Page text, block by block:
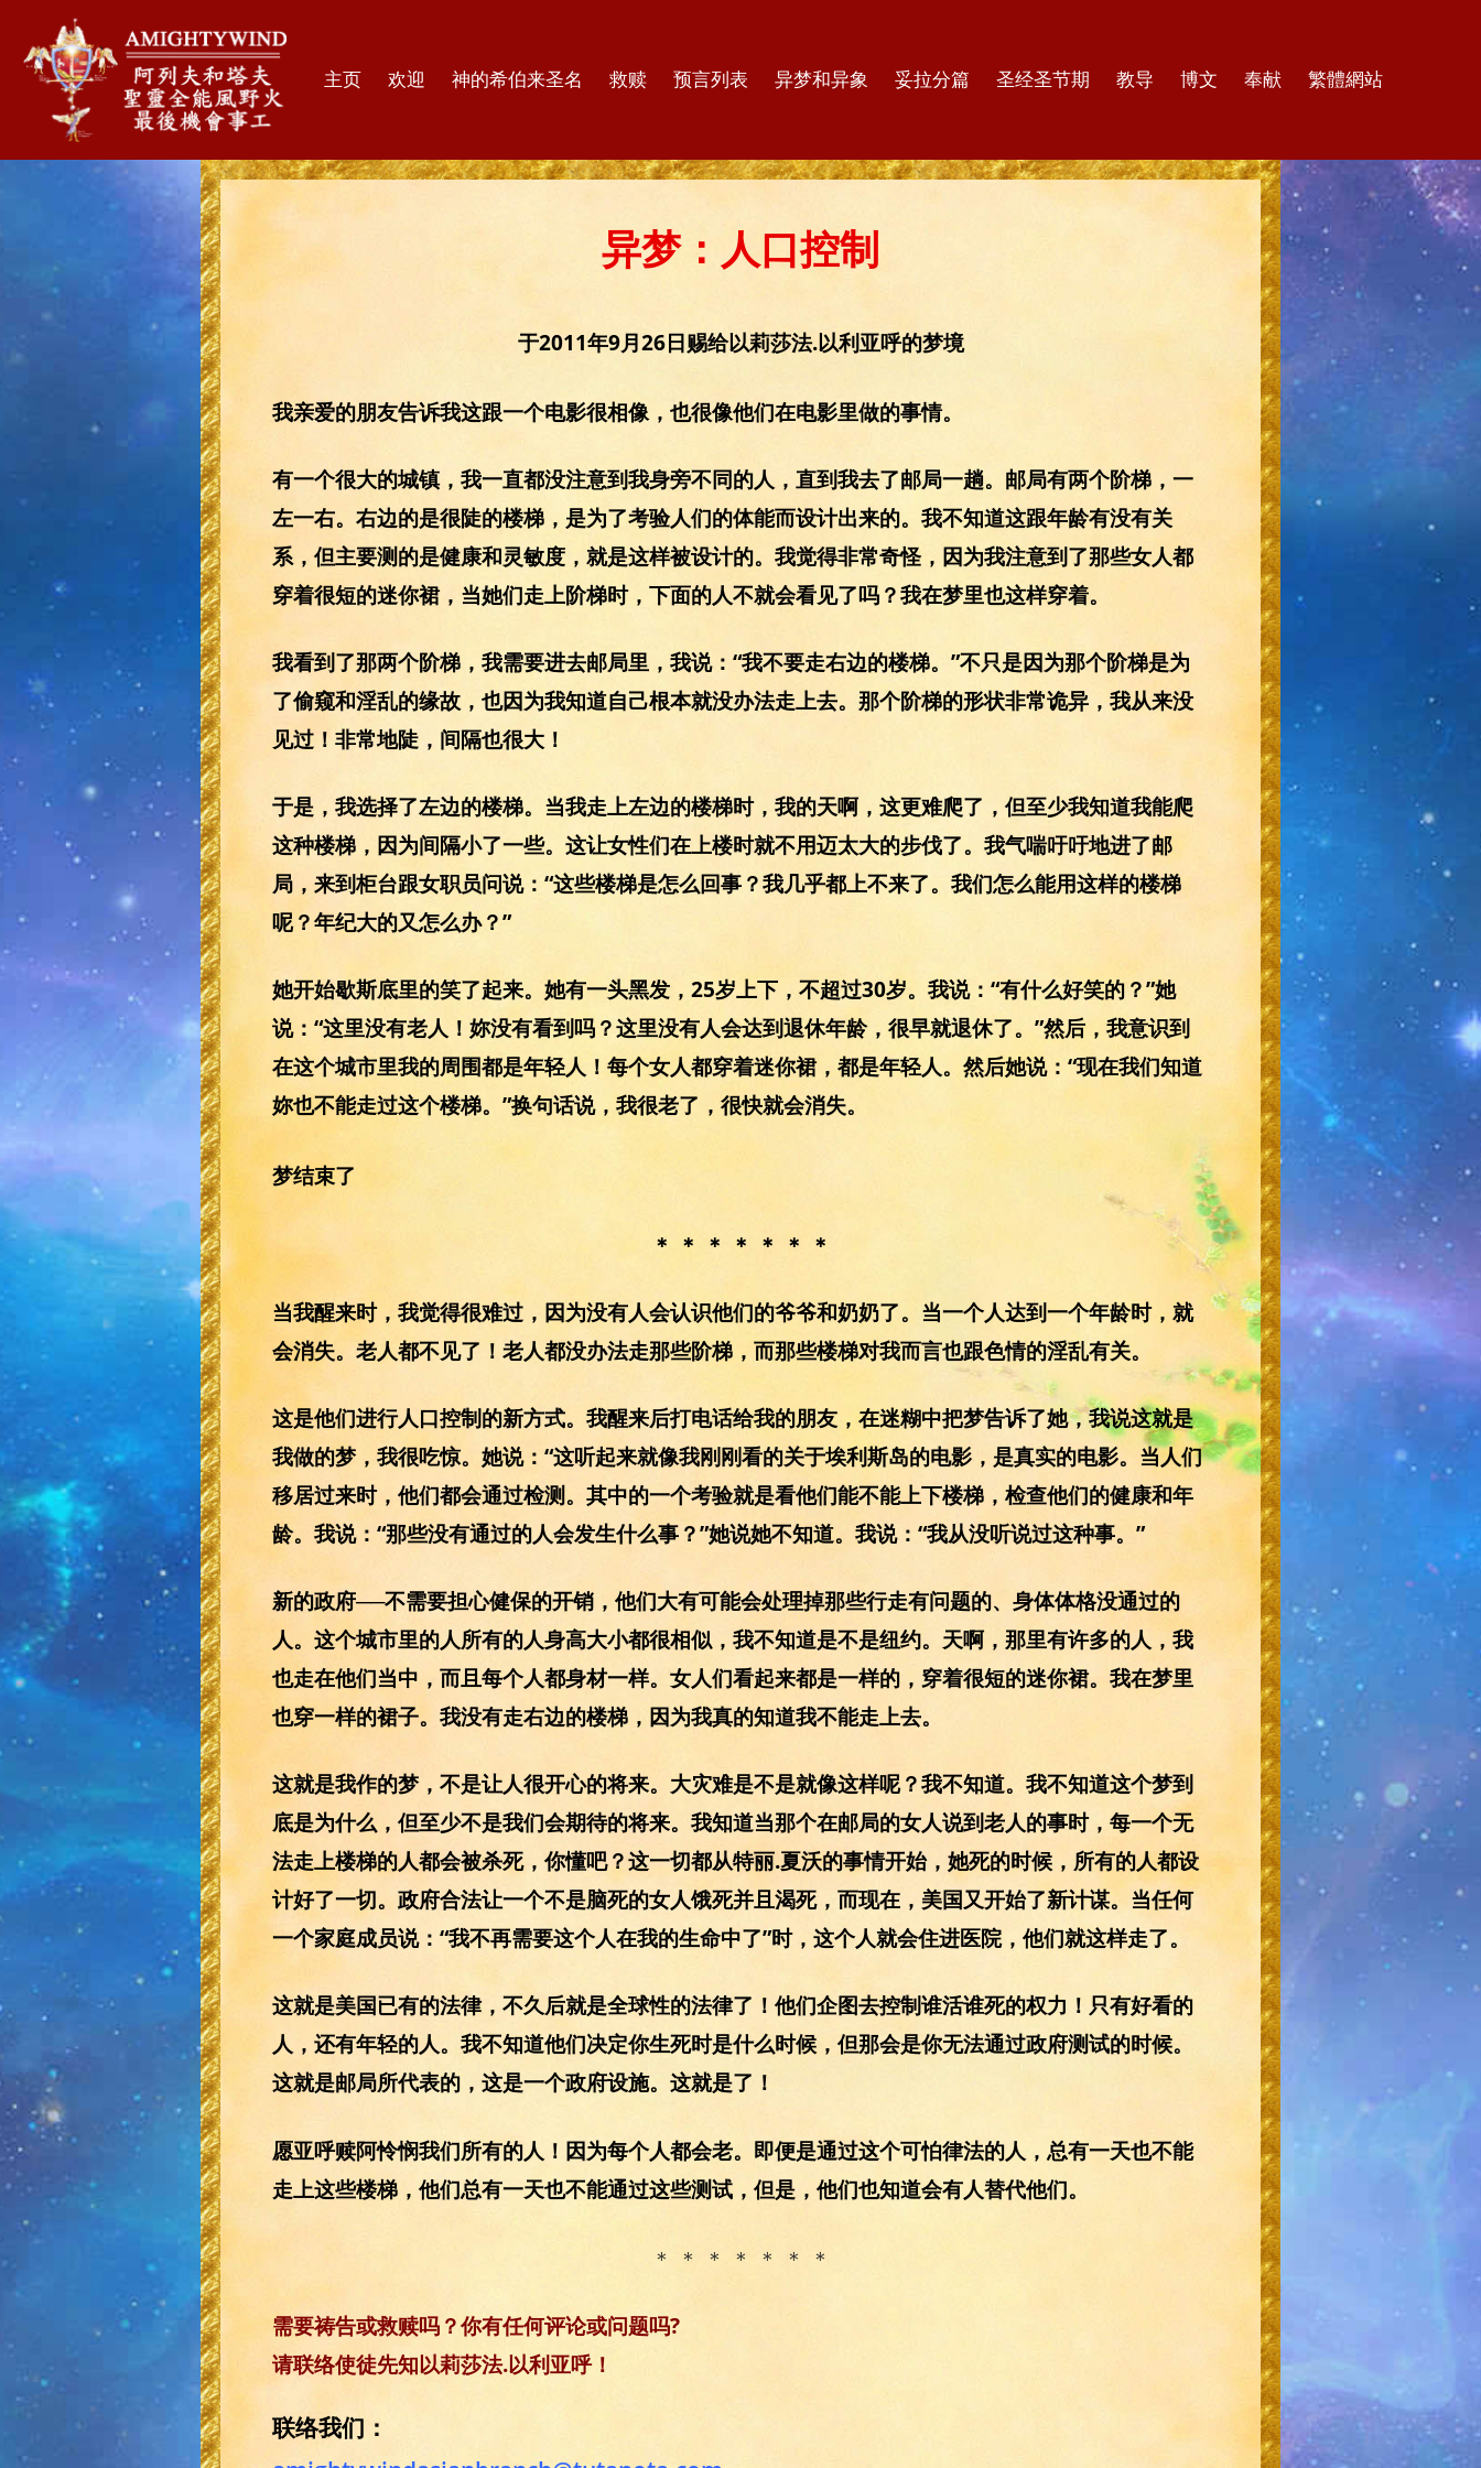
主页 欢迎 神的希伯来圣名 救赎 预言列表 异梦和异象 妥拉分篇 圣经圣节期 教导 博文 奉献 繁體網站
异梦：人口控制
于2011年9月26日赐给以莉莎法.以利亚呼的梦境
我亲爱的朋友告诉我这跟一个电影很相像，也很像他们在电影里做的事情。
有一个很大的城镇，我一直都没注意到我身旁不同的人，直到我去了邮局一趟。邮局有两个阶梯，一
左一右。右边的是很陡的楼梯，是为了考验人们的体能而设计出来的。我不知道这跟年龄有没有关
系，但主要测的是健康和灵敏度，就是这样被设计的。我觉得非常奇怪，因为我注意到了那些女人都
穿着很短的迷你裙，当她们走上阶梯时，下面的人不就会看见了吗？我在梦里也这样穿着。
我看到了那两个阶梯，我需要进去邮局里，我说：“我不要走右边的楼梯。”不只是因为那个阶梯是为
了偷窥和淫乱的缘故，也因为我知道自己根本就没办法走上去。那个阶梯的形状非常诡异，我从来没
见过！非常地陡，间隔也很大！
于是，我选择了左边的楼梯。当我走上左边的楼梯时，我的天啊，这更难爬了，但至少我知道我能爬
这种楼梯，因为间隔小了一些。这让女性们在上楼时就不用迈太大的步伐了。我气喘吁吁地进了邮
局，来到柜台跟女职员问说：“这些楼梯是怎么回事？我几乎都上不来了。我们怎么能用这样的楼梯
呢？年纪大的又怎么办？”
她开始歇斯底里的笑了起来。她有一头黑发，25岁上下，不超过30岁。我说：“有什么好笑的？”她
说：“这里没有老人！妳没有看到吗？这里没有人会达到退休年龄，很早就退休了。”然后，我意识到
在这个城市里我的周围都是年轻人！每个女人都穿着迷你裙，都是年轻人。然后她说：“现在我们知道
妳也不能走过这个楼梯。”换句话说，我很老了，很快就会消失。
梦结束了
＊ ＊ ＊ ＊ ＊ ＊ ＊
当我醒来时，我觉得很难过，因为没有人会认识他们的爷爷和奶奶了。当一个人达到一个年龄时，就
会消失。老人都不见了！老人都没办法走那些阶梯，而那些楼梯对我而言也跟色情的淫乱有关。
这是他们进行人口控制的新方式。我醒来后打电话给我的朋友，在迷糊中把梦告诉了她，我说这就是
我做的梦，我很吃惊。她说：“这听起来就像我刚刚看的关于埃利斯岛的电影，是真实的电影。当人们
移居过来时，他们都会通过检测。其中的一个考验就是看他们能不能上下楼梯，检查他们的健康和年
龄。我说：“那些没有通过的人会发生什么事？”她说她不知道。我说：“我从没听说过这种事。”
新的政府──不需要担心健保的开销，他们大有可能会处理掉那些行走有问题的、身体体格没通过的
人。这个城市里的人所有的人身高大小都很相似，我不知道是不是纽约。天啊，那里有许多的人，我
也走在他们当中，而且每个人都身材一样。女人们看起来都是一样的，穿着很短的迷你裙。我在梦里
也穿一样的裙子。我没有走右边的楼梯，因为我真的知道我不能走上去。
这就是我作的梦，不是让人很开心的将来。大灾难是不是就像这样呢？我不知道。我不知道这个梦到
底是为什么，但至少不是我们会期待的将来。我知道当那个在邮局的女人说到老人的事时，每一个无
法走上楼梯的人都会被杀死，你懂吧？这一切都从特丽.夏沃的事情开始，她死的时候，所有的人都设
计好了一切。政府合法让一个不是脑死的女人饿死并且渴死，而现在，美国又开始了新计谋。当任何
一个家庭成员说：“我不再需要这个人在我的生命中了”时，这个人就会住进医院，他们就这样走了。
这就是美国已有的法律，不久后就是全球性的法律了！他们企图去控制谁活谁死的权力！只有好看的
人，还有年轻的人。我不知道他们决定你生死时是什么时候，但那会是你无法通过政府测试的时候。
这就是邮局所代表的，这是一个政府设施。这就是了！
愿亚呼赎阿怜悯我们所有的人！因为每个人都会老。即便是通过这个可怕律法的人，总有一天也不能
走上这些楼梯，他们总有一天也不能通过这些测试，但是，他们也知道会有人替代他们。
＊ ＊ ＊ ＊ ＊ ＊ ＊
需要祷告或救赎吗？你有任何评论或问题吗?
请联络使徒先知以莉莎法.以利亚呼！
联络我们：